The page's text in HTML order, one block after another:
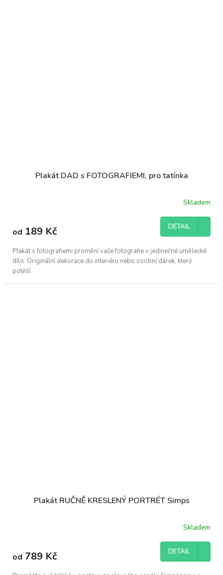
Plakát DAD s FOTOGRAFIEMI, pro tatínka
Skladem
od 189 Kč DETAIL
Plakát s fotografiemi promění vaše fotografie v jedinečné umělecké
dílo. Originální dekorace do interiéru nebo osobní dárek, který
potěší.
Plakát RUČNĚ KRESLENÝ PORTRÉT Simps
Skladem
od 789 Kč DETAIL